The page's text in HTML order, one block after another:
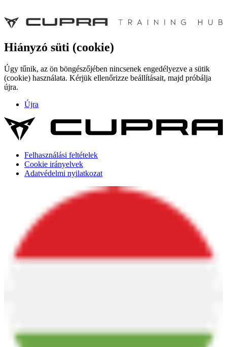
Hiányzó süti (cookie)
Úgy tűnik, az ön böngészőjében nincsenek engedélyezve a sütik
(cookie) használata. Kérjük ellenőrizze beállításait, majd próbálja
újra.
Újra
Felhasználási feltételek
Cookie irányelvek
Adatvédelmi nyilatkozat